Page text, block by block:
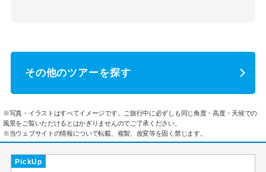
その他のツアーを探す
※写真・イラストはすべてイメージです。ご旅行中に必ずしも同じ角度・高度・天候での
風景をご覧いただけるとはかぎりませんのでご了承ください。
※当ウェブサイトの情報について転載、複製、改変等を固く禁じます。
PickUp